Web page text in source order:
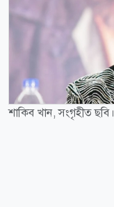
শাকিব খান, সংগৃহীত ছবি।